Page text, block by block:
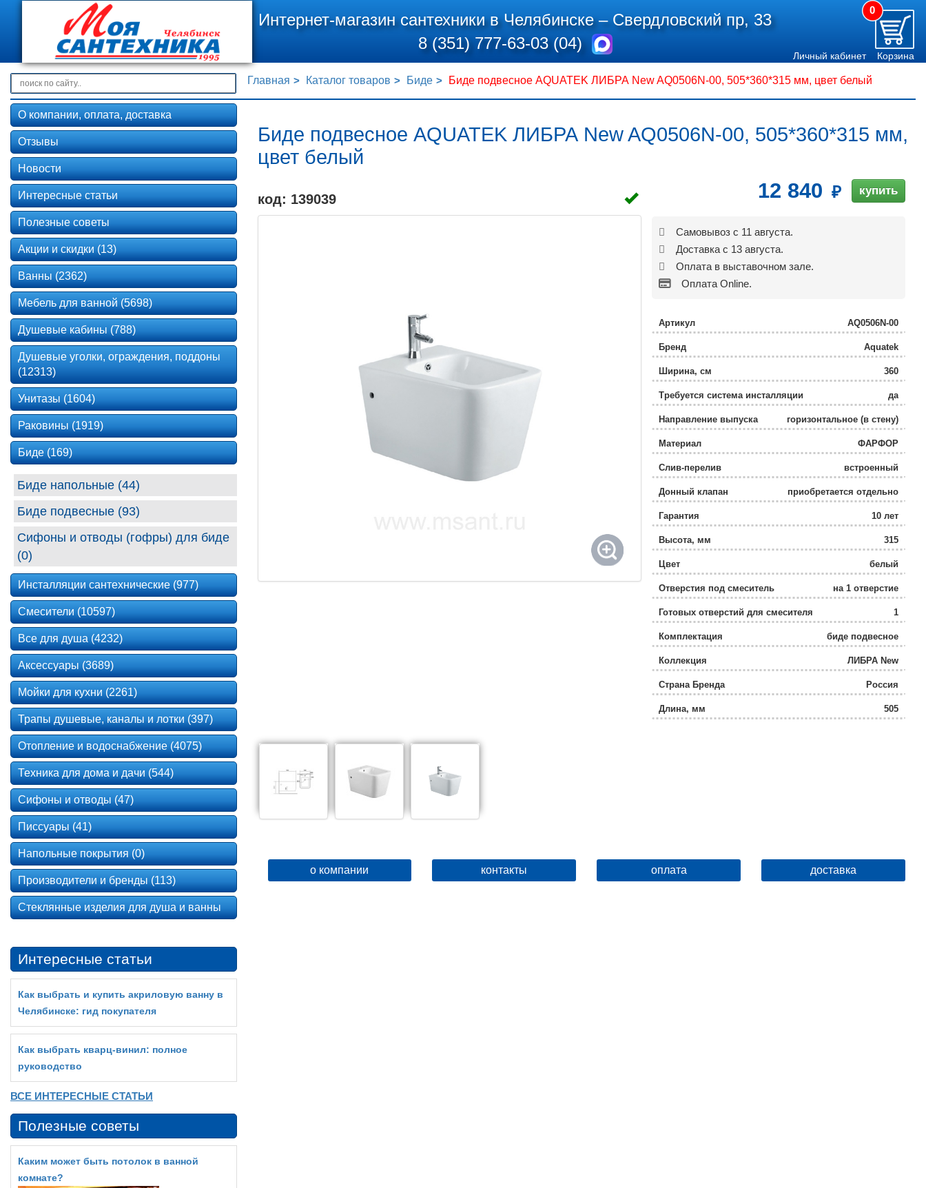
Интернет-магазин сантехники в Челябинске –Свердловский пр, 33
8 (351) 777-63-03 (04)
0
Личный кабинет Корзина
Главная Каталог товаров Биде Биде подвесное AQUATEK ЛИБРА New AQ0506N-00, 505*360*315 мм, цвет белый
Биде подвесное AQUATEK ЛИБРА New AQ0506N-00, 505*360*315 мм,
цвет белый
код: 139039 12 840 купить
Самовывоз с 11 августа.
Доставка с 13 августа.
Оплата в выставочном зале.
Оплата Online.
Артикул AQ0506N-00
Бренд Aquatek
Ширина, см 360
Требуется система инсталляции да
Направление выпуска горизонтальное (в стену)
Материал ФАРФОР
Слив-перелив встроенный
Донный клапан приобретается отдельно
Гарантия 10 лет
Высота, мм 315
Цвет белый
Отверстия под смеситель на 1 отверстие
Готовых отверстий для смесителя 1
Комплектация биде подвесное
Коллекция ЛИБРА New
Страна Бренда Россия
Длина, мм 505
о компании контакты оплата доставка
О компании, оплата, доставка
Отзывы
Новости
Интересные статьи
Полезные советы
Акции и скидки (13)
Ванны (2362)
Мебель для ванной (5698)
Душевые кабины (788)
Душевые уголки, ограждения, поддоны
(12313)
Унитазы (1604)
Раковины (1919)
Биде (169)
Биде напольные (44)
Биде подвесные (93)
Сифоны и отводы (гофры) для биде
(0)
Инсталляции сантехнические (977)
Смесители (10597)
Все для душа (4232)
Аксессуары (3689)
Мойки для кухни (2261)
Трапы душевые, каналы и лотки (397)
Отопление и водоснабжение (4075)
Техника для дома и дачи (544)
Сифоны и отводы (47)
Писсуары (41)
Напольные покрытия (0)
Производители и бренды (113)
Стеклянные изделия для душа и ванны
Интересные статьи
Как выбрать и купить акриловую ванну в
Челябинске: гид покупателя
Как выбрать кварц‑винил: полное
руководство
ВСЕ ИНТЕРЕСНЫЕ СТАТЬИ
Полезные советы
Каким может быть потолок в ванной
комнате?